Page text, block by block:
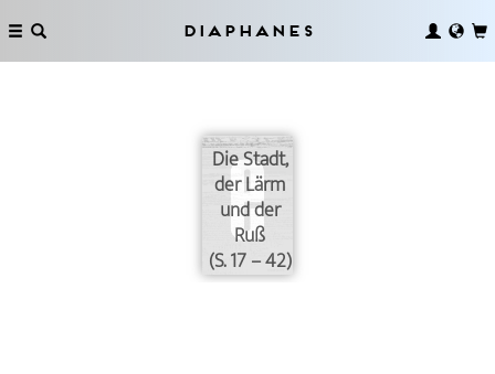
Diaphanes
Die Stadt,
der Lärm
und der
Ruß
(S. 17 – 42)